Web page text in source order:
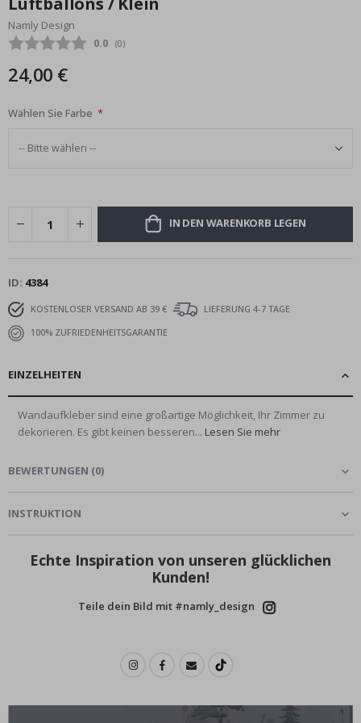
Bildgalerie
springen
Namly Design
Durchschnittliche Bewertung:
0.0 (abgegebene bewertungen:
0)
24,00 €
Wählen Sie Farbe
IN DEN WARENKORB LEGEN
ID 4384
KOSTENLOSER VERSAND AB 39 €
LIEFERUNG 4-7 TAGE
100% ZUFRIEDENHEITSGARANTIE
EINZELHEITEN
Wandaufkleber sind eine großartige Möglichkeit, Ihr Zimmer zu
dekorieren. Es gibt keinen besseren... Lesen Sie mehr
BEWERTUNGEN (0)
INSTRUKTION
Echte Inspiration von unseren glücklichen
Kunden!
Teile dein Bild mit #namly_design